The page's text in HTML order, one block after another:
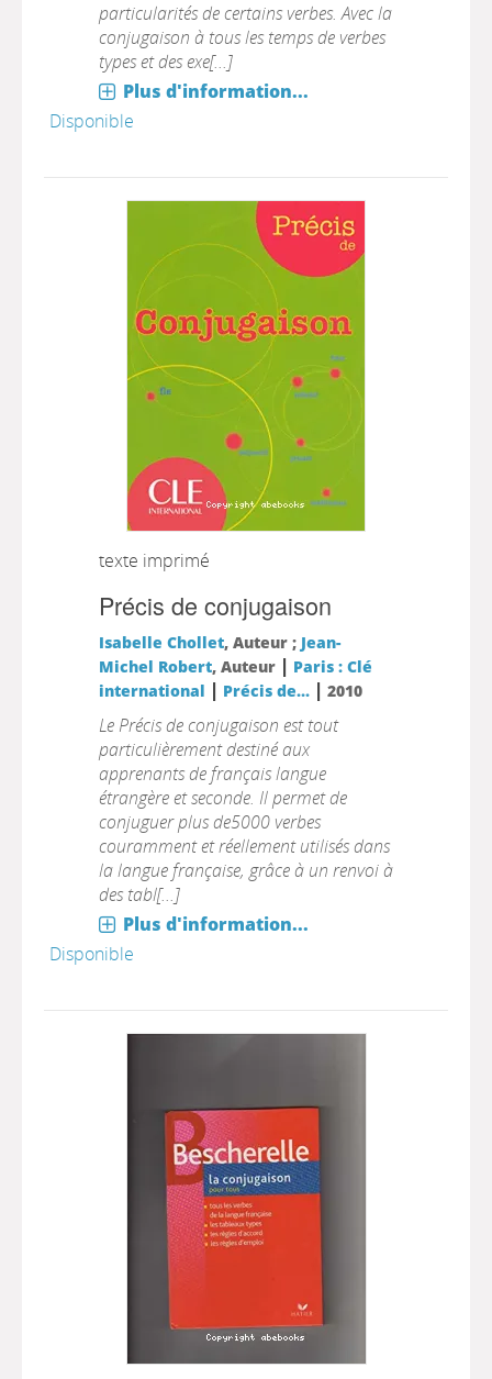
particularités de certains verbes. Avec la
conjugaison à tous les temps de verbes
types et des exe[...]
Plus d'information...
Disponible
texte imprimé
Précis de conjugaison
Isabelle Chollet, Auteur ; Jean-
Michel Robert, Auteur | Paris : Clé
international | Précis de...| 2010
Le Précis de conjugaison est tout
particulièrement destiné aux
apprenants de français langue
étrangère et seconde. Il permet de
conjuguer plus de5000 verbes
couramment et réellement utilisés dans
la langue française, grâce à un renvoi à
des tabl[...]
Plus d'information...
Disponible